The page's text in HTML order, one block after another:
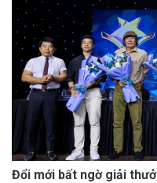
Đổi mới bất ngờ giải